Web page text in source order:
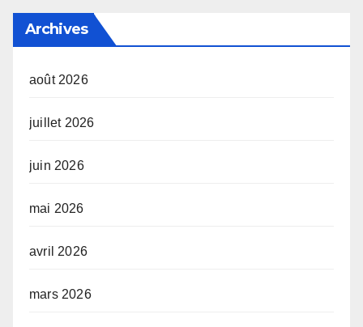
Archives
août 2026
juillet 2026
juin 2026
mai 2026
avril 2026
mars 2026